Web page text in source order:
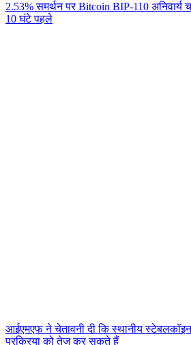
2.53% समर्थन पर Bitcoin BIP-110 अनिवार्य
10 घंटे पहले
आईएमएफ ने चेतावनी दी कि स्थानीय
प्रक्रिया को तेज कर सकते हैं